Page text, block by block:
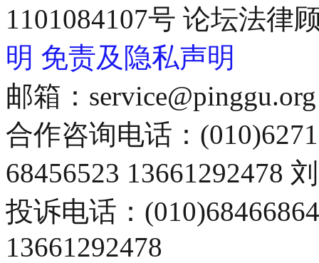
1101084107号 论坛法律
明 免责及隐私声明
邮箱：service@pinggu.org
合作咨询电话：
68456523 13661292478
投诉电话：
13661292478